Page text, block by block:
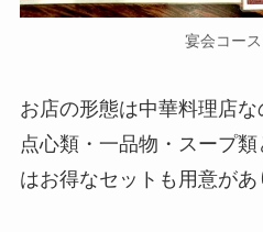
宴会コー
お店の形態は中華料理店な
点心類・一品物・スープ
はお得なセットも用意があ